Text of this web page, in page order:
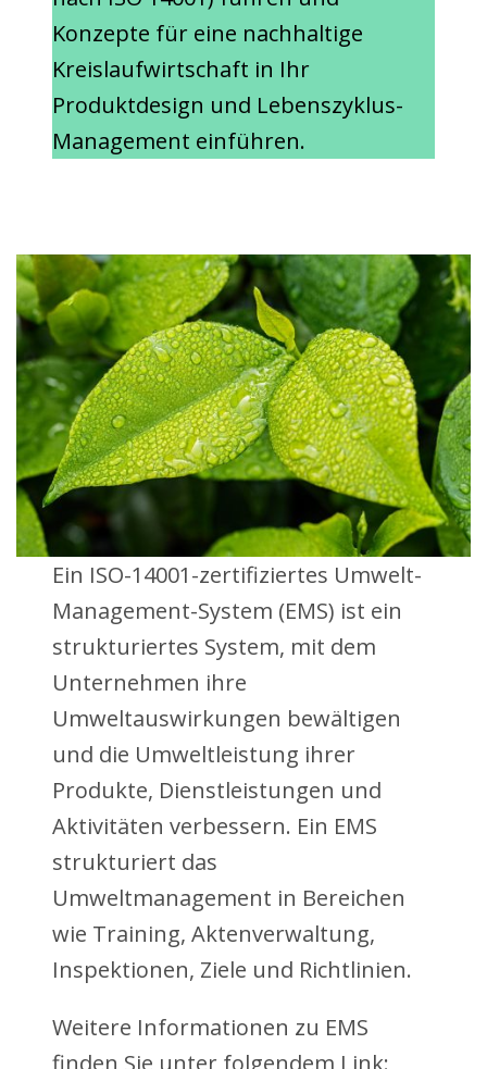
Konzepte für eine nachhaltige
Kreislaufwirtschaft in Ihr
Produktdesign und Lebenszyklus-
Management einführen.
Ein ISO-14001-zertifiziertes Umwelt-
Management-System (EMS) ist ein
strukturiertes System, mit dem
Unternehmen ihre
Umweltauswirkungen bewältigen
und die Umweltleistung ihrer
Produkte, Dienstleistungen und
Aktivitäten verbessern. Ein EMS
strukturiert das
Umweltmanagement in Bereichen
wie Training, Aktenverwaltung,
Inspektionen, Ziele und Richtlinien.
Weitere Informationen zu EMS